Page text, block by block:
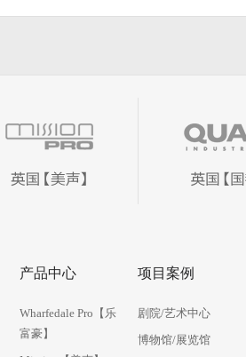
产品中心
Wharfedale Pro【乐
富豪】
项目案例
剧院/艺术中心
博物馆/展览馆